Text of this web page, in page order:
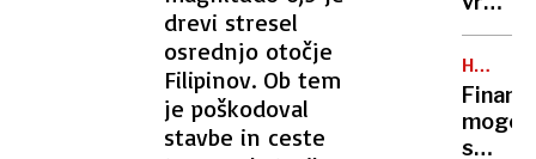
drevi stresel
osrednjo otočje
Filipinov. Ob tem
je poškodoval
stavbe in ceste
Real
in
Bayern
na
našli
so
ga
RUBIN
s